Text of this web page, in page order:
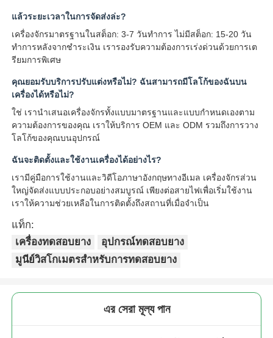
แล้วระยะเวลาในการจัดส่งล่ะ?
เครื่องจักรมาตรฐานในสต็อก: 3-7 วันทำการ ไม่มีสต็อก: 15-20 วัน
ทำการหลังจากชำระเงิน เรารองรับความต้องการเร่งด่วนด้วยการเต
รียมการพิเศษ
คุณยอมรับบริการปรับแต่งหรือไม่? ฉันสามารถมีโลโก้ของฉันบน
เครื่องได้หรือไม่?
ใช่ เรานำเสนอเครื่องจักรทั้งแบบมาตรฐานและแบบกำหนดเองตาม
ความต้องการของคุณ เราให้บริการ OEM และ ODM รวมถึงการวาง
โลโก้ของคุณบนอุปกรณ์
ฉันจะติดตั้งและใช้งานเครื่องได้อย่างไร?
เรามีคู่มือการใช้งานและวิดีโอภาษาอังกฤษทางอีเมล เครื่องจักรส่วน
ใหญ่จัดส่งแบบประกอบอย่างสมบูรณ์ เพียงต่อสายไฟเพื่อเริ่มใช้งาน
เราให้ความช่วยเหลือในการติดตั้งถึงสถานที่เมื่อจำเป็น
แท็ก:
เครื่องทดสอบยาง
อุปกรณ์ทดสอบยาง
มูนีย์วิสโกเมตรสําหรับการทดสอบยาง
এর সেরা মূল্য পান